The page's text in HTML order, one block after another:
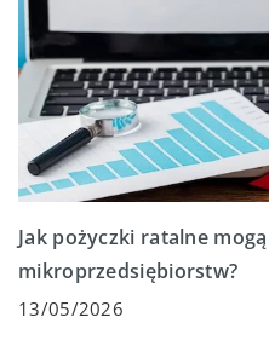
Jak pożyczki ratalne
mikroprzedsiębiorstw?
13/05/2026